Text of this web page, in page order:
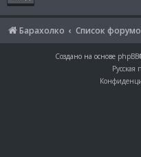
Барахолко Список
Создано на основе phpBB
Русская